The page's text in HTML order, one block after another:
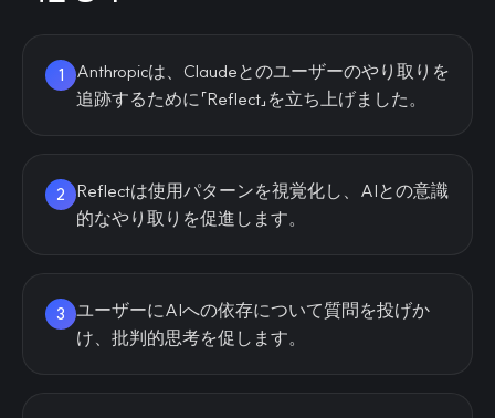
1
Anthropicは、Claudeとのユーザーのやり取りを
追跡するために「Reflect」を立ち上げました。
2
Reflectは使用パターンを視覚化し、AIとの意識
的なやり取りを促進します。
3
ユーザーにAIへの依存について質問を投げか
け、批判的思考を促します。